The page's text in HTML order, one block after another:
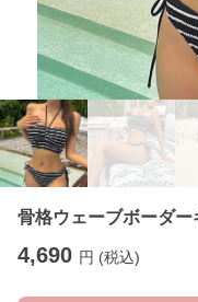
骨格ウェーブボーダ
4,690 円 (税込)